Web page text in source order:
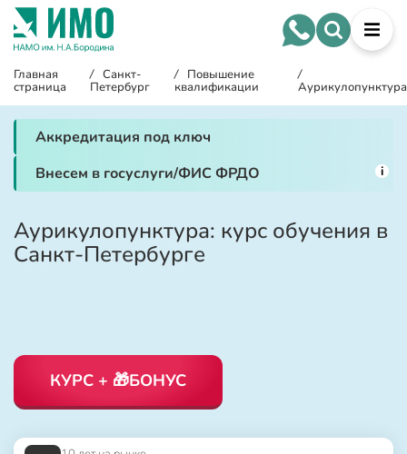
Главная
страница
/ Санкт-
Петербург
/ Повышение
квалификации
/
Аурикулопунктура
Аккредитация под ключ
Внесем в госуслуги/ФИС ФРДО
i
Аурикулопунктура: курс обучения в
Санкт-Петербурге
КУРС + 🎁БОНУС